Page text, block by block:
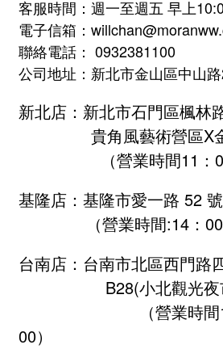
客服時間：週一至週五 早上
電子信箱：
聯絡電話： 0932381100
公司地址：新北市金山區中山
新北店：新北市石門區楓林
貴角風藝術營區X金
（營業時間11：00-
基隆店：基隆市愛一路 52 號
（營業時間:14：
台南店：台南市北區西門
B28(小北
（營業時
00）